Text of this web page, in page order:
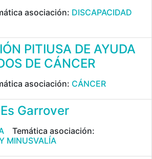
asociación: DISCAPACIDAD
PITIUSA DE AYUDA
DE CÁNCER
asociación: CÁNCER
Garrover
Temática asociación:
MINUSVALÍA